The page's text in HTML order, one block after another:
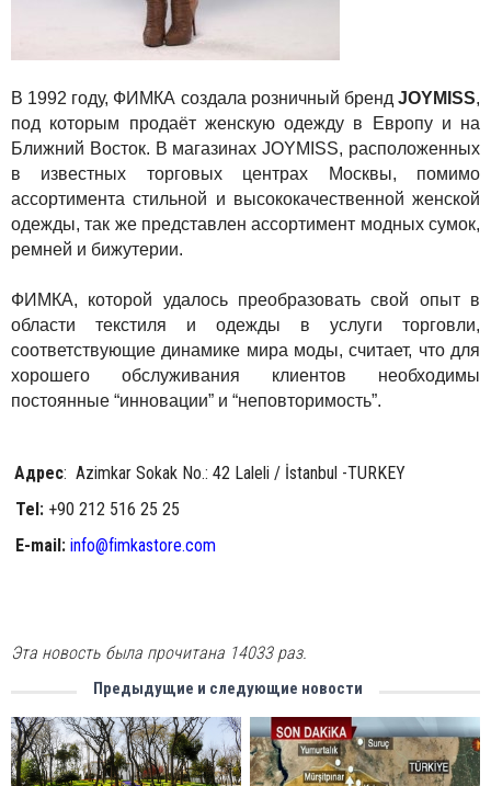
В 1992 году, ФИМКА создала розничный бренд JOYMISS,
под которым продаёт женскую одежду в Европу и на
Ближний Восток. В магазинах JOYMISS, расположенных
в известных торговых центрах Москвы, помимо
ассортимента стильной и высококачественной женской
одежды, так же представлен ассортимент модных сумок,
ремней и бижутерии.
ФИМКА, которой удалось преобразовать свой опыт в
области текстиля и одежды в услуги торговли,
соответствующие динамике мира моды, считает, что для
хорошего обслуживания клиентов необходимы
постоянные “инновации” и “неповторимость”.
Адрес: Azimkar Sokak No.: 42 Laleli / İstanbul -TURKEY
Tel: +90 212 516 25 25
E-mail: info@fimkastore.com
Эта новость была прочитана 14033 раз.
Предыдущие и следующие новости